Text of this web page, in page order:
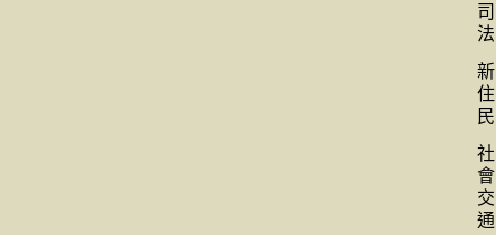
司
法
新
住
民
社
會
交
通